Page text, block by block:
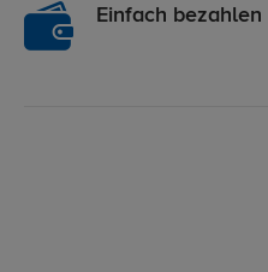
Einfach bezahlen